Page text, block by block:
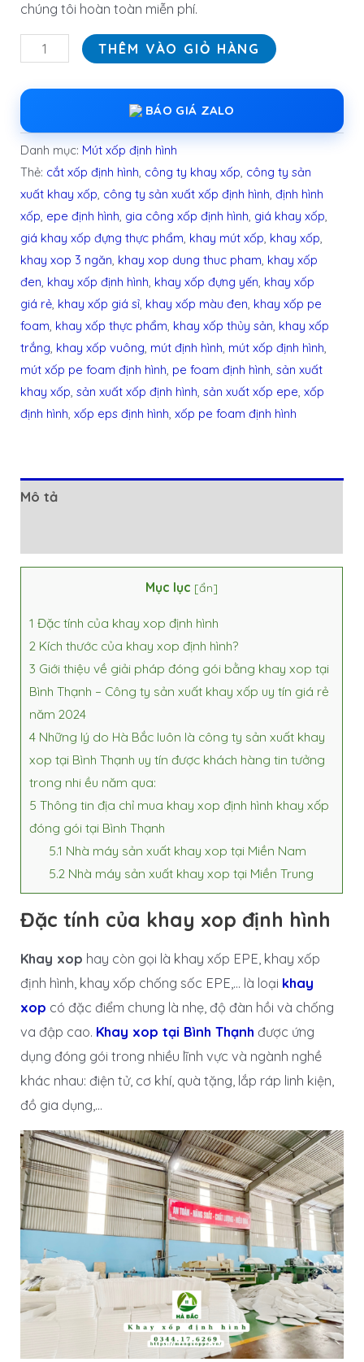
chúng tôi hoàn toàn miễn phí.
THÊM VÀO GIỎ HÀNG
BÁO GIÁ ZALO
Danh mục: Mút xốp định hình
Thẻ: cắt xốp định hình, công ty khay xốp, công ty sản
xuất khay xốp, công ty sản xuất xốp định hình,định hình
xốp, epe định hình, gia công xốp định hình, giá khay xốp,
giá khay xốp đựng thực phẩm, khay mút xốp, khay xốp,
khay xop 3 ngăn, khay xop dung thuc pham, khay xốp
đen, khay xốp định hình, khay xốp đựng yến, khay xốp
giá rẻ, khay xốp giá sỉ, khay xốp màu đen, khay xốp pe
foam, khay xốp thực phẩm, khay xốp thủy sản, khay xốp
trắng, khay xốp vuông, mút định hình, mút xốp định hình,
mút xốp pe foam định hình, pe foam định hình,sản xuất
khay xốp,sản xuất xốp định hình,sản xuất xốp epe,xốp
định hình,xốp eps định hình,xốp pe foam định hình
Mô tả
Mục lục [ẩn]
1 Đặc tính của khay xop định hình
2 Kích thước của khay xop định hình?
3 Giới thiệu về giải pháp đóng gói bằng khay xop tại
Bình Thạnh – Công ty sản xuất khay xốp uy tín giá rẻ
năm 2024
4 Những lý do Hà Bắc luôn là công ty sản xuất khay
xop tại Bình Thạnh uy tín được khách hàng tin tưởng
trong nhi ều năm qua:
5 Thông tin địa chỉ mua khay xop định hình khay xốp
đóng gói tại Bình Thạnh
5.1 Nhà máy sản xuất khay xop tại Miền Nam
5.2 Nhà máy sản xuất khay xop tại Miền Trung
Đặc tính của khay xop định hình
Khay xop hay còn gọi là khay xốp EPE, khay xốp
định hình, khay xốp chống sốc EPE,… là loại khay
xop có đặc điểm chung là nhẹ, độ đàn hồi và chống
va đập cao. Khay xop tại Bình Thạnh được ứng
dụng đóng gói trong nhiều lĩnh vực và ngành nghề
khác nhau: điện tử, cơ khí, quà tặng, lắp ráp linh kiện,
đồ gia dụng,…